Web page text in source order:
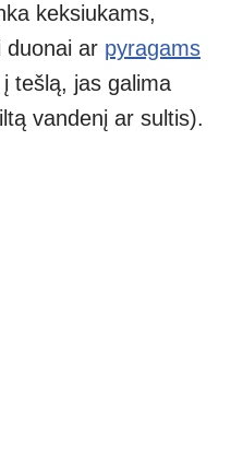
keksiukams,
duonai ar pyragams
tešlą, jas galima
vandenį ar sultis).